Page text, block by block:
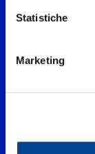
Statistiche
Marketing